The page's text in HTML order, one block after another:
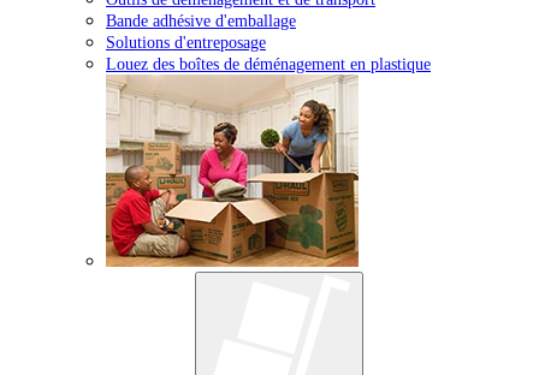
Bande adhésive d'emballage
Solutions d'entreposage
Louez des boîtes de déménagement en plastique